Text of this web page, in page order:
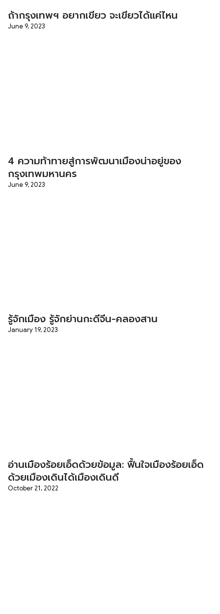
ถ้ากรุงเทพฯ อยากเขียว จะเขียวได้แค่ไหน
June 9, 2023
4 ความท้าทายสู่การพัฒนาเมืองน่าอยู่ของ
กรุงเทพมหานคร
June 9, 2023
รู้จักเมือง รู้จักย่านกะดีจีน-คลองสาน
January 19, 2023
อ่านเมืองร้อยเอ็ดด้วยข้อมูล: ฟื้นใจเมืองร้อยเอ็ด
ด้วยเมืองเดินได้เมืองเดินดี
October 21, 2022